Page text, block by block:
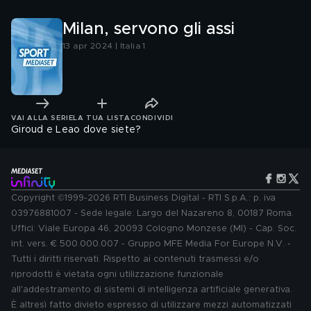
Milan, servono gli assi
13 apr 2024 | Italia 1
VAI ALLA SERIE LA TUA LISTA CONDIVIDI
Giroud e Leao dove siete?
Copyright ©1999-2026 RTI Business Digital - RTI S.p.A.: p. iva
03976881007 - Sede legale: Largo del Nazareno 8, 00187 Roma.
Uffici: Viale Europa 46, 20093 Cologno Monzese (MI) - Cap. Soc.
int. vers. € 500.000.007 - Gruppo MFE Media For Europe N.V. -
Tutti i diritti riservati. Rispetto ai contenuti trasmessi e/o
riprodotti è vietata ogni utilizzazione funzionale
all'addestramento di sistemi di intelligenza artificiale generativa.
È altresì fatto divieto espresso di utilizzare mezzi automatizzati